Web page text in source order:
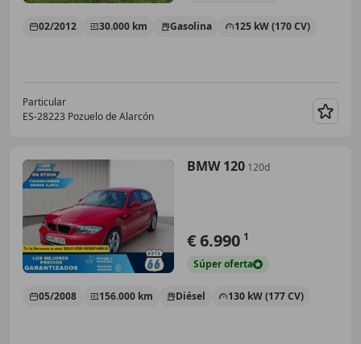
02/2012 30.000 km Gasolina 125 kW (170 CV)
Particular
ES-28223 Pozuelo de Alarcón
BMW 120 120d
€ 6.990 1
Súperoferta
05/2008 156.000 km Diésel 130 kW (177 CV)